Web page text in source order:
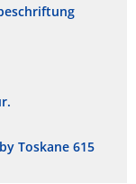
Toskane 615